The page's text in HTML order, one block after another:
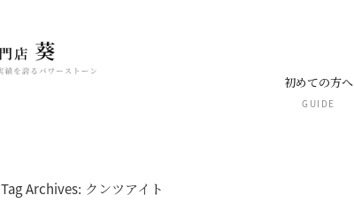
初めての方へ
GUIDE
Tag Archives: クンツアイト